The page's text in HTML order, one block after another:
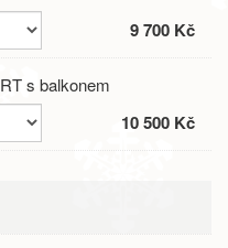
9 700 Kč
s balkonem
10 500 Kč